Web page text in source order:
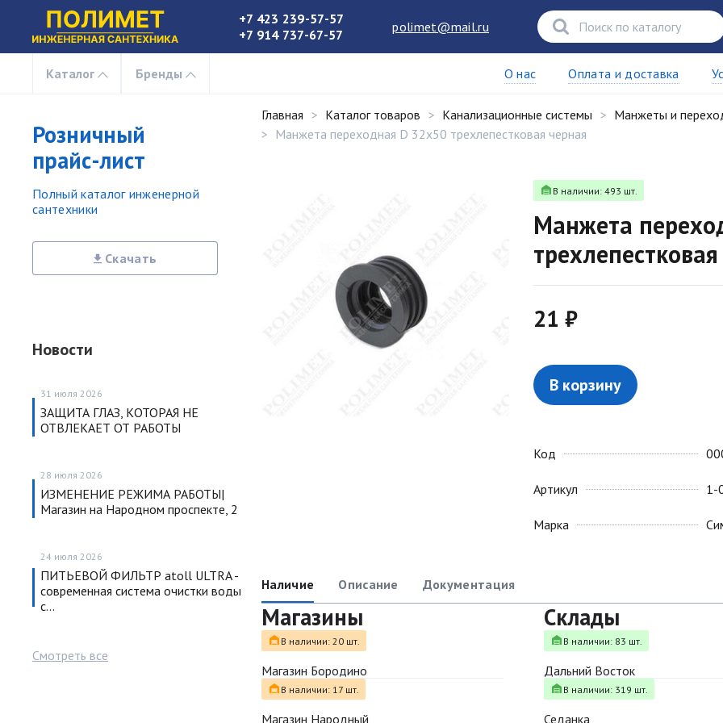
+7 423 239-57-57
+7 914 737-67-57
polimet@mail.ru
Каталог Бренды О нас Оплата и доставка
Розничный
прайс-лист
Полный каталог инженерной
сантехники
Скачать
Новости
31 июля 2026
ЗАЩИТА ГЛАЗ, КОТОРАЯ НЕ
ОТВЛЕКАЕТ ОТ РАБОТЫ
28 июля 2026
ИЗМЕНЕНИЕ РЕЖИМА РАБОТЫ|
Магазин на Народном проспекте, 2
24 июля 2026
ПИТЬЕВОЙ ФИЛЬТР atoll ULTRA -
современная система очистки воды
с…
Смотреть все
Главная Каталог товаров Канализационные системы
Манжеты и
Манжета переходная D 32х50 трехлепестковая черная
В наличии: 493 шт.
Манжета
21 ₽
В корзину
Код
Артикул
Марка
1-
Наличие Описание Документация
Магазины
В наличии: 20 шт.
Магазин Бородино
В наличии: 17 шт.
Магазин Народный
Склады
В наличии: 83 шт.
Дальний Восток
В наличии: 319 шт.
Седанка